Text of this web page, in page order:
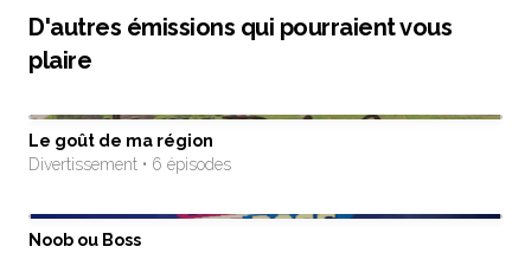
D'autres émissions qui pourraient vous
plaire
Le goût de ma région
Divertissement • 6 épisodes
Noob ou Boss